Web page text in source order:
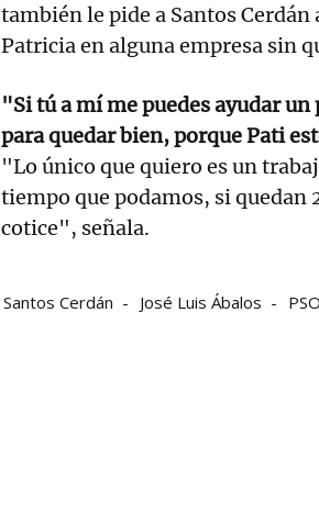
también le pide a Santos
Patricia en alguna empresa sin
"Si tú a mí me puedes ayudar
para quedar bien, porque Pati
"Lo único que quiero es un
tiempo que podamos, si quedan
cotice", señala.
Santos Cerdán José Luis Ábalos